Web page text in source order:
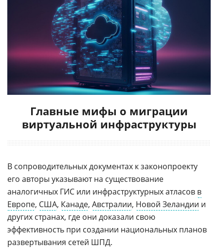
Главные мифы о миграции
виртуальной инфраструктуры
В сопроводительных документах к законопроекту
его авторы указывают на существование
аналогичных ГИС или инфраструктурных атласов в
Европе, США, Канаде, Австралии, Новой Зеландии и
других странах, где они доказали свою
эффективность при создании национальных планов
развертывания сетей ШПД.